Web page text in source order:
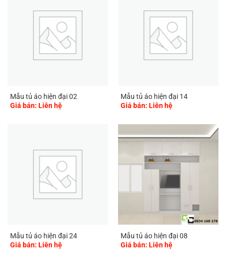
Mẫu tủ áo hiện đại 02
Giá bán: Liên hệ
Mẫu tủ áo hiện đại 14
Giá bán: Liên hệ
Mẫu tủ áo hiện đại 24
Giá bán: Liên hệ
Mẫu tủ áo hiện đại 08
Giá bán: Liên hệ